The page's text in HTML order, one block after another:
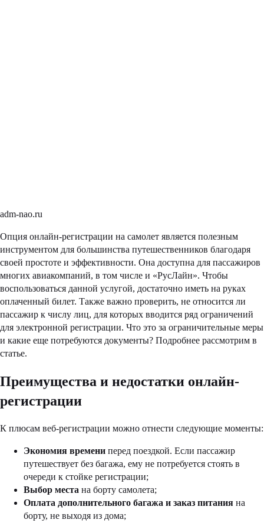
adm-nao.ru
Опция онлайн-регистрации на самолет является полезным
инструментом для большинства путешественников благодаря
своей простоте и эффективности. Она доступна для пассажиров
многих авиакомпаний, в том числе и «РусЛайн». Чтобы
воспользоваться данной услугой, достаточно иметь на руках
оплаченный билет. Также важно проверить, не относится ли
пассажир к числу лиц, для которых вводится ряд ограничений
для электронной регистрации. Что это за ограничительные меры
и какие еще потребуются документы? Подробнее рассмотрим в
статье.
Преимущества и недостатки онлайн-
регистрации
К плюсам веб-регистрации можно отнести следующие моменты:
Экономия времени перед поездкой. Если пассажир
путешествует без багажа, ему не потребуется стоять в
очереди к стойке регистрации;
Выбор места на борту самолета;
Оплата дополнительного багажа и заказ питания на
борту, не выходя из дома;